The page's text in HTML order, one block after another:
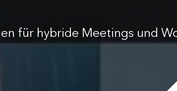
für hybride Meetings und